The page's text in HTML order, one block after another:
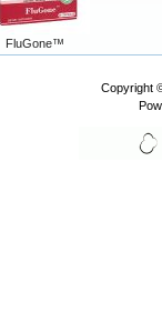
FluGone™
Copyright